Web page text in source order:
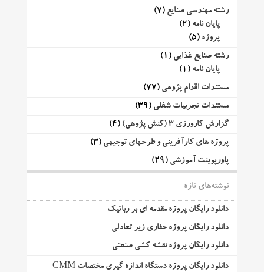
رشته مهندسی صنایع (7)
پایان نامه (2)
پروژه (5)
رشته صنایع غذایی (1)
پایان نامه (1)
مستندات اقدام پژوهی (77)
مستندات تجربیات شغلی (39)
گزارش کارورزی 3 (کنش پژوهی)
(4)
پروژه های کارآفرینی و طرحهای توجیهی (3)
پاورپوینت آموزشی (29)
نوشته‌های تازه
دانلود رایگان پروژه مقدمه ای بر رباتیک
دانلود رایگان پروژه حفاری زیر تعادلی
دانلود رایگان پروژه نقشه کشی صنعتی
دانلود رایگان پروژه دستگاه اندازه گیری مختصات CMM